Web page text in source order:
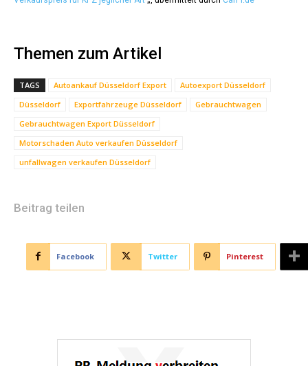
Themen zum Artikel
TAGS Autoankauf Düsseldorf Export
Autoexport Düsseldorf
Düsseldorf
Exportfahrzeuge Düsseldorf
Gebrauchtwagen
Gebrauchtwagen Export Düsseldorf
Motorschaden Auto verkaufen Düsseldorf
unfallwagen verkaufen Düsseldorf
Beitrag teilen
Facebook Twitter Pinterest